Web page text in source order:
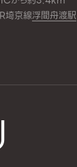
埼京線浮間舟渡駅